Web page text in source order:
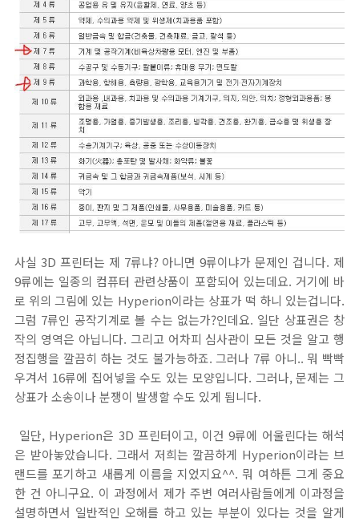
사실 3D 프린터는 제 7류냐? 아니면 9류이냐가 문제인 겁니다. 제
9류에는 일종의 컴퓨터 관련상품이 포함되어 있는데요. 거기에 바
로 위의 그림에 있는 Hyperion이라는 상표가 떡 하니 있는겁니다.
그럼 7류인 공작기계로 볼 수는 없는가?인데요. 일단 상표권은 창
작의 영역은 아닙니다. 그리고 어차피 심사관이 모든 것을 알고 행
정집행을 깔끔히 하는 것도 불가능하죠. 그러나 7류 아니.. 뭐 빡빡
우겨서 16류에 집어넣을 수도 있는 모양입니다. 그러나, 문제는 그
상표가 소송이나 분쟁이 발생할 수도 있게 됩니다.
일단, Hyperion은 3D 프린터이고, 이건 9류에 어울린다는 해석
은 받아놓았습니다. 그래서 저희는 깔끔하게 Hyperion이라는 브
랜드를 포기하고 새롭게 이름을 지었지요^^. 뭐 여하튼 그게 중요
한 건 아니구요. 이 과정에서 제가 주변 여러사람들에게 이과정을
설명하면서 일반적인 오해를 하고 있는 부분이 있다는 것을 알게